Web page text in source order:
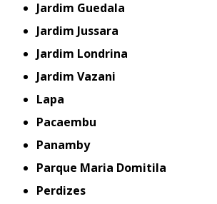
Jardim Guedala
Jardim Jussara
Jardim Londrina
Jardim Vazani
Lapa
Pacaembu
Panamby
Parque Maria Domitila
Perdizes